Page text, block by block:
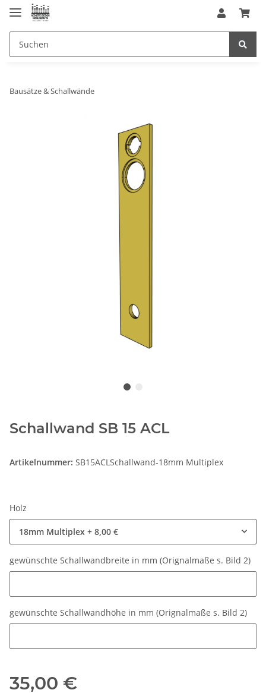
Bausätze & Schallwände
Schallwand SB 15 ACL
Artikelnummer: SB15ACLSchallwand-18mm Multiplex
Holz
18mm Multiplex + 8,00 €
gewünschte Schallwandbreite in mm (Orignalmaße s. Bild 2)
gewünschte Schallwandhöhe in mm (Orignalmaße s. Bild 2)
35,00 €